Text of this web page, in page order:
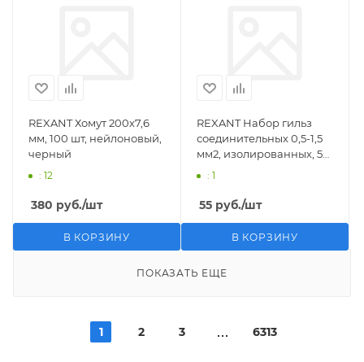
REXANT Хомут 200х7,6
мм, 100 шт, нейлоновый,
черный
: 12
380 руб./шт
В КОРЗИНУ
REXANT Набор гильз
соединительных 0,5-1,5
мм2, изолированных, 5
: 1
55 руб./шт
В КОРЗИНУ
ПОКАЗАТЬ ЕЩЕ
1 2 3 6313